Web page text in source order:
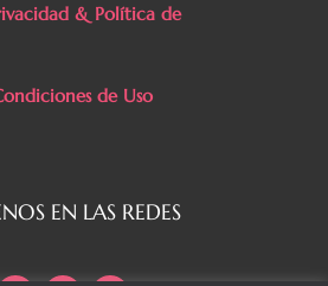
& Política de
de Uso
EN LAS REDES